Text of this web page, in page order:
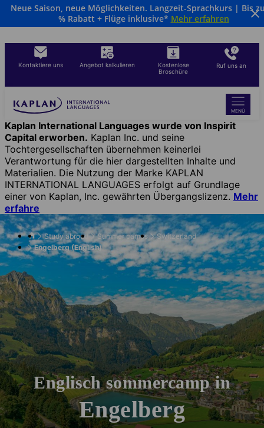
Direkt
Kontaktiere uns Angebot kalkulieren
Kostenlose
Broschüre
Ruf uns an
MENÜ
Kaplan International Languages wurde von Inspirit
Capital erworben. Kaplan Inc. und seine
Tochtergesellschaften übernehmen keinerlei
Verantwortung für die hier dargestellten Inhalte und
Materialien. Die Nutzung der Marke KAPLAN
INTERNATIONAL LANGUAGES erfolgt auf Grundlage
einer von Kaplan, Inc. gewährten Übergangslizenz. Mehr
erfahre
Neue Saison, neue Möglichkeiten. Langzeit-Sprachkurs | Bis
% Rabatt + Flüge inklusive* Mehr erfahren
Study abroad Summer camps
Switzerland
Engelberg (English)
Englisch sommercamp in
Engelberg